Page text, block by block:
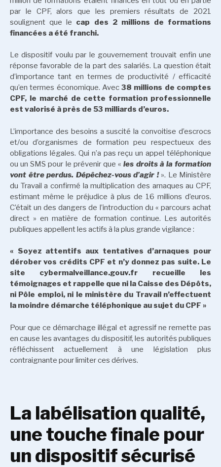
par le CPF, alors que les premiers résultats de 2021
soulignent que le cap des 2 millions de formations
financées a été franchi.
Le dispositif voulu par le gouvernement trouvait enfin une
réponse favorable de la part des salariés. La question était
d’importance tant en termes de productivité / efficacité
qu’en termes économique. Avec38 millions de comptes
CPF, le marché de cette formation professionnelle
est valorisé à près de 53 milliards d’euros.
L’importance des besoins a suscité la convoitise d’escrocs
et/ou d’organismes de formation peu respectueux des
obligations légales. Qui n’a pas reçu un appel téléphonique
ou un SMS pour le prévenir que « les droits à la formation
vont être perdus. Dépêchez-vous d’agir ! ». Le Ministère
du Travail a confirmé la multiplication des arnaques au CPF,
estimant même le préjudice à plus de 16 millions d’euros.
C’était un des dangers de l’introduction du « parcours achat
direct » en matière de formation continue. Les autorités
publiques appellent les actifs à la plus grande vigilance :
« Soyez attentifs aux tentatives d’arnaques pour
dérober vos crédits CPF et n’y donnez pas suite. Le
site cybermalveillance.gouv.fr recueille les
témoignages et rappelle que ni la Caisse des Dépôts,
ni Pôle emploi, ni le ministère du Travail n’effectuent
la moindre démarche téléphonique au sujet du CPF »
Pour que ce démarchage illégal et agressif ne remette pas
en cause les avantages du dispositif, les autorités publiques
réfléchissent actuellement à une législation plus
contraignante pour limiter ces dérives.
La labélisation qualité,
une touche finale pour
un dispositif sécurisé